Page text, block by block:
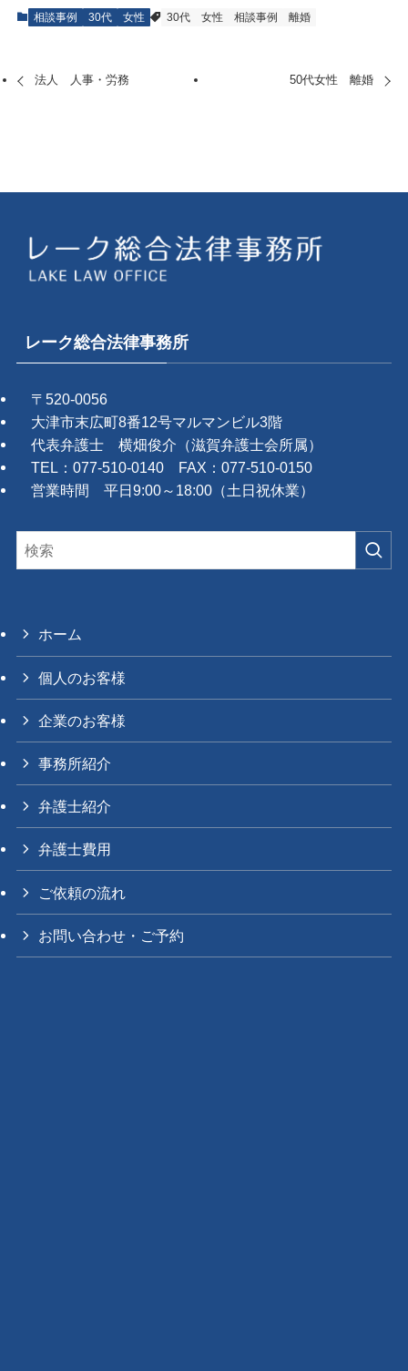
相談事例 30代 女性 30代 女性 相談事例 離婚
法人 人事・労務 50代女性 離婚
レーク総合法律事務所
〒520-0056
大津市末広町8番12号マルマンビル3階
代表弁護士 横畑俊介（滋賀弁護士会所属）
TEL：077-510-0140 FAX：077-510-0150
営業時間 平日9:00～18:00（土日祝休業）
ホーム
個人のお客様
企業のお客様
事務所紹介
弁護士紹介
弁護士費用
ご依頼の流れ
お問い合わせ・ご予約